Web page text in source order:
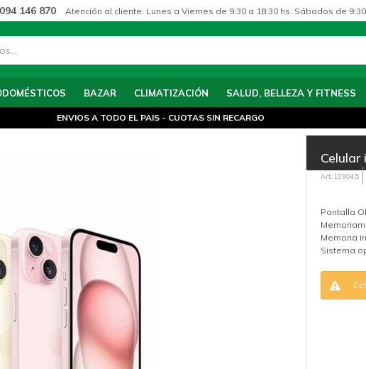
BAZAR CLIMATIZACIÓN SALUD, BELLEZA Y FITNESS
146 870 Atención al cliente: Lunes a Viernes de 9:30 a 18:30 hs. Sábados de
ENVIOS A TODO EL PAIS - CUOTAS SIN RECARGO
Celular
109045
Pantalla
Memoriam
Memoria
Sistema